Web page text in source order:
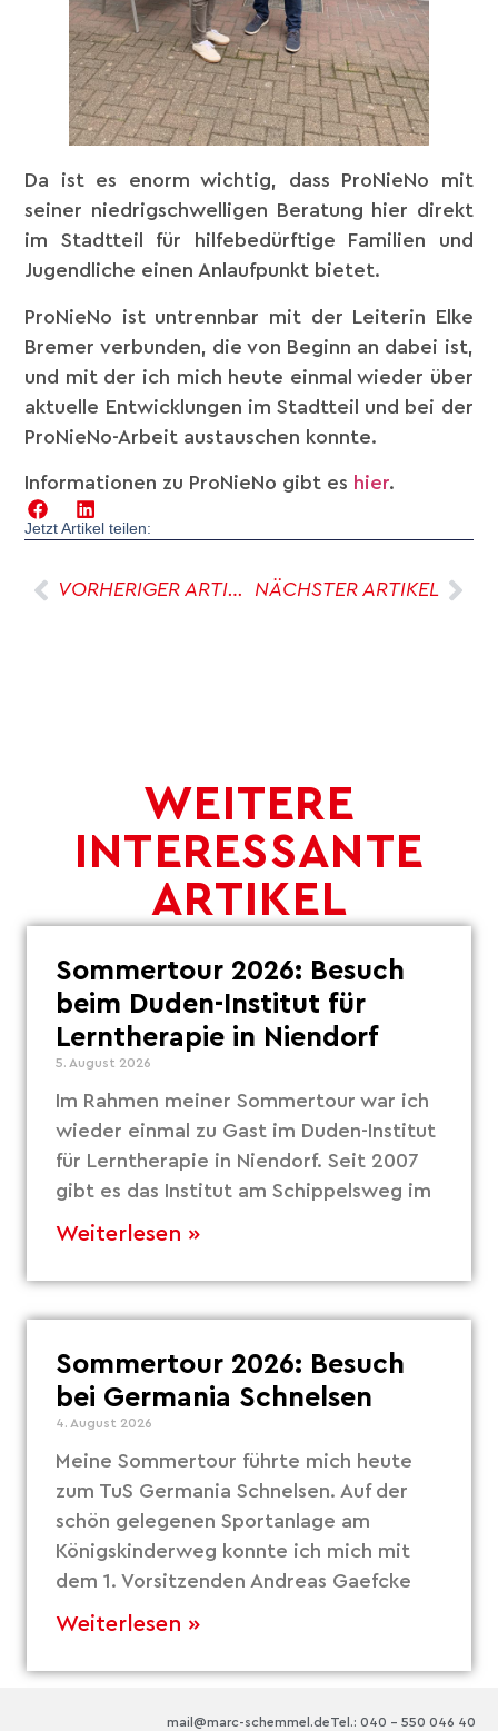
Da ist es enorm wichtig, dass ProNieNo mit
seiner niedrigschwelligen Beratung hier direkt
im Stadtteil für hilfebedürftige Familien und
Jugendliche einen Anlaufpunkt bietet.
ProNieNo ist untrennbar mit der Leiterin Elke
Bremer verbunden, die von Beginn an dabei ist,
und mit der ich mich heute einmal wieder über
aktuelle Entwicklungen im Stadtteil und bei der
ProNieNo-Arbeit austauschen konnte.
Informationen zu ProNieNo gibt es hier.
Jetzt Artikel teilen:
VORHERIGER ARTIKEL NÄCHSTER ARTIKEL
WEITERE
INTERESSANTE
ARTIKEL
Sommertour 2026: Besuch
beim Duden-Institut für
Lerntherapie in Niendorf
5. August 2026
Im Rahmen meiner Sommertour war ich
wieder einmal zu Gast im Duden-Institut
für Lerntherapie in Niendorf. Seit 2007
gibt es das Institut am Schippelsweg im
Weiterlesen »
Sommertour 2026: Besuch
bei Germania Schnelsen
4. August 2026
Meine Sommertour führte mich heute
zum TuS Germania Schnelsen. Auf der
schön gelegenen Sportanlage am
Königskinderweg konnte ich mich mit
dem 1. Vorsitzenden Andreas Gaefcke
Weiterlesen »
Tel.: 040 – 550 046 40
mail@marc-schemmel.de